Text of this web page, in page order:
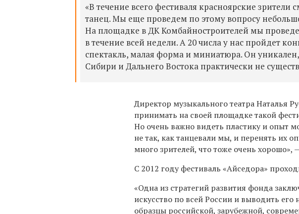
«В течение всего фестиваля красноярские зрители
танец. Мы еще проведем по этому вопросу
На площадке в ДК Комбайностроителей мы
в течение всей недели. А 20 числа у нас пройдет
спектакль, малая форма и миниатюра. Он
Сибири и Дальнего Востока практически не
Директор музыкального театра Наталья
принимать на своей площадке такой
Но очень важно видеть пластику и опыт
не так, как танцевали мы, и перенять их
много зрителей, что тоже очень хорошо»,
С 2012 году фестиваль «Айседора»
«Одна из стратегий развития фонда
искусство по всей России и выводить
образцы российской, зарубежной,